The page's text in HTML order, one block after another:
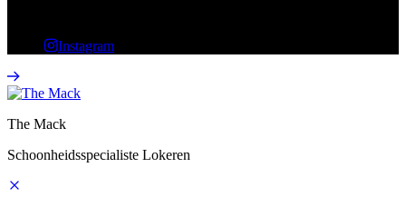
Instagram
The Mack
Schoonheidsspecialiste Lokeren